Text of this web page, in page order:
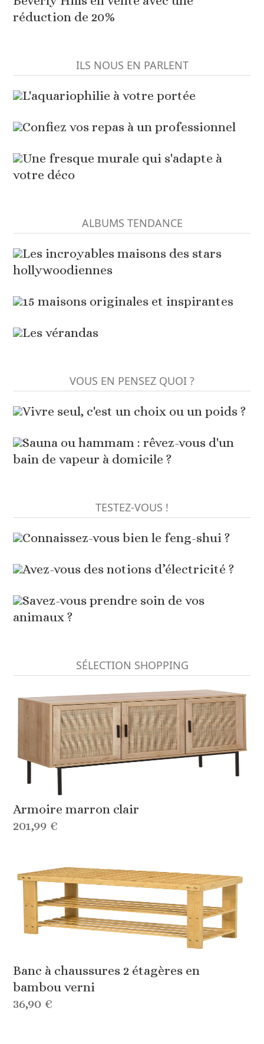
réduction de 20%
ILS NOUS EN PARLENT
L'aquariophilie à votre portée
Confiez vos repas à un professionnel
Une fresque murale qui s'adapte à
votre déco
ALBUMS TENDANCE
Les incroyables maisons des stars
hollywoodiennes
15 maisons originales et inspirantes
Les vérandas
VOUS EN PENSEZ QUOI ?
Vivre seul, c'est un choix ou un poids ?
Sauna ou hammam : rêvez-vous d'un
bain de vapeur à domicile ?
TESTEZ-VOUS !
Connaissez-vous bien le feng-shui ?
Avez-vous des notions d’électricité ?
Savez-vous prendre soin de vos
animaux ?
SÉLECTION SHOPPING
Armoire marron clair
201,99 €
Banc à chaussures 2 étagères en
bambou verni
36,90 €